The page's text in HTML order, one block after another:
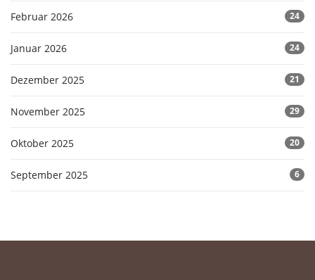
Februar 2026 24
Januar 2026 24
Dezember 2025 21
November 2025 29
Oktober 2025 20
September 2025 6